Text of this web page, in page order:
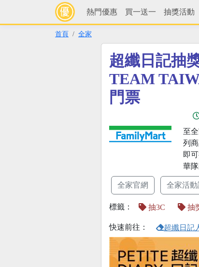
熱門優惠 買一送一 抽獎活動
首頁 全家
超纖日記抽
TEAM
門票
至
列
即
華
全家官網 全家活動
標籤： 抽3C 抽
快速前往： 超纖日記